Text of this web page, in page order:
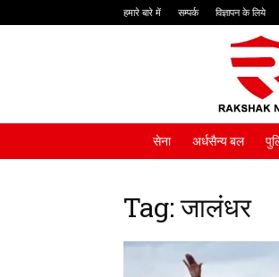
हमारे बारे में सम्पर्क विज्ञापन के लिये
सेना अर्धसैन्य बल
Tag: जालंधर